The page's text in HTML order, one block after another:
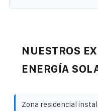
NUESTROS
ENERGÍA
Zona residencial